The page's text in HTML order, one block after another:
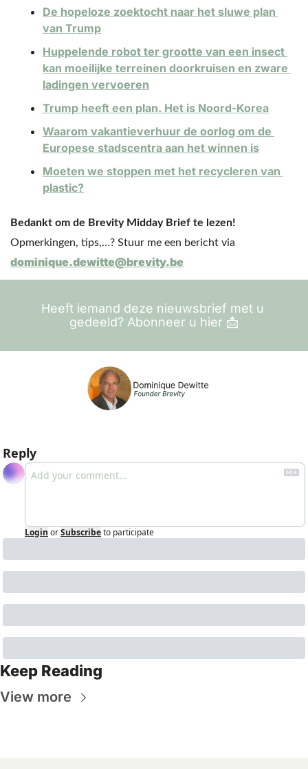
De hopeloze zoektocht naar het sluwe plan
van Trump
Huppelende robot ter grootte van een insect
kan moeilijke terreinen doorkruisen en zware
ladingen vervoeren
Trump heeft een plan. Het is Noord-Korea
Waarom vakantieverhuur de oorlog om de
Europese stadscentra aan het winnen is
Moeten we stoppen met het recycleren van
plastic?
Bedankt om de Brevity Midday Brief te lezen!
dominique.dewitte@brevity.be
Heeft iemand deze nieuwsbrief met u
gedeeld? Abonneer u hier 📩
Reply
Login orSubscribeto participate
Keep Reading
View more